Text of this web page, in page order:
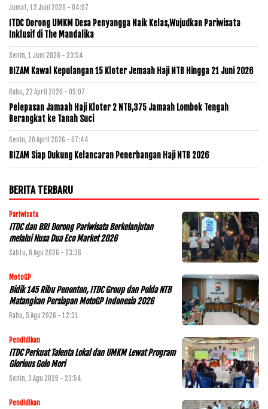
Jumat, 12 Juni 2026 - 04:07
ITDC Dorong UMKM Desa Penyangga Naik Kelas,Wujudkan Pariwisata
Inklusif di The Mandalika
Senin, 1 Juni 2026 - 23:54
BIZAM Kawal Kepulangan 15 Kloter Jemaah Haji NTB Hingga 21 Juni 2026
Rabu, 22 April 2026 - 05:07
Pelepasan Jamaah Haji Kloter 2 NTB,375 Jamaah Lombok Tengah
Berangkat ke Tanah Suci
Senin, 20 April 2026 - 07:44
BIZAM Siap Dukung Kelancaran Penerbangan Haji NTB 2026
BERITA TERBARU
Pariwisata
ITDC dan BRI Dorong Pariwisata Berkelanjutan
melalui Nusa Dua Eco Market 2026
Sabtu, 8 Agu 2026 - 23:36
MotoGP
Bidik 145 Ribu Penonton, ITDC Group dan Polda NTB
Matangkan Persiapan MotoGP Indonesia 2026
Rabu, 5 Agu 2026 - 12:31
Pendidikan
ITDC Perkuat Talenta Lokal dan UMKM Lewat Program
Glorious Golo Mori
Senin, 3 Agu 2026 - 23:54
Pendidikan